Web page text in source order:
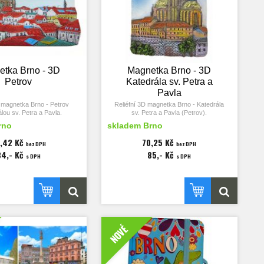
Brno - 3D
Petrov
Brno - Petrov
sv. Petra a Pavla.
50x72 mm,
Kčbez DPH
Kč s DPH
Magnetka Brno - 3D
Katedrála sv. Petra a
Pavla
Reliéfní 3D magnetka Brno - Katedrála
sv. Petra a Pavla (Petrov).
Rozměry magnetky 53x72 mm, tloušťka
skladem Brno
70,25 Kčbez DPH
85,- Kč s DPH
NOVÉ